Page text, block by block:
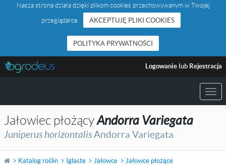
Nasza strona działa dzięki plikom cookies przechowywanym w Twojej
przeglądarce.
AKCEPTUJĘ PLIKI COOKIES
POLITYKA PRYWATNOŚCI
Logowanie lub Rejestracja
Jałowiec płożącyAndorra Variegata
Juniperus horizontalisAndorra Variegata
Katalog roślin Iglaste Jałowce
Jałowce płożące